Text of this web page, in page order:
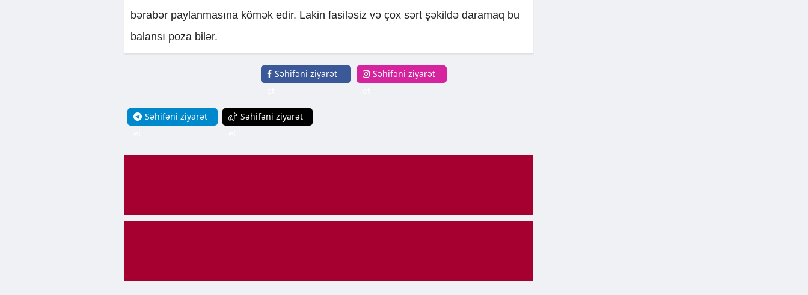
bərabər paylanmasına kömək edir. Lakin fasiləsiz və çox sərt şəkildə daramaq bu
balansı poza bilər.
Səhifəni ziyarət
Səhifəni ziyarət
Səhifəni ziyarət
Səhifəni ziyarət